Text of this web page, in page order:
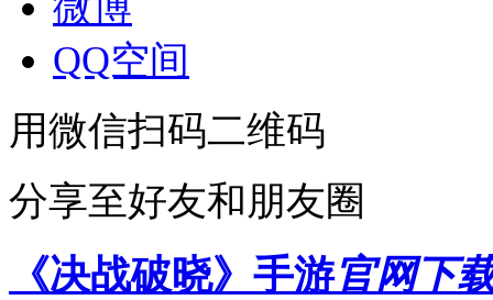
QQ空间
用微信扫码二维码
分享至好友和朋友圈
《决战破晓》手游官网下